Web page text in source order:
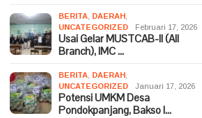
BERITA DAERAH
UNCATEGORIZED
Februari 17, 2026
Usai Gelar MUSTCAB-II (All
Branch), IMC …
BERITA DAERAH
UNCATEGORIZED
Januari 17, 2026
Potensi UMKM Desa
Pondokpanjang, Bakso I…